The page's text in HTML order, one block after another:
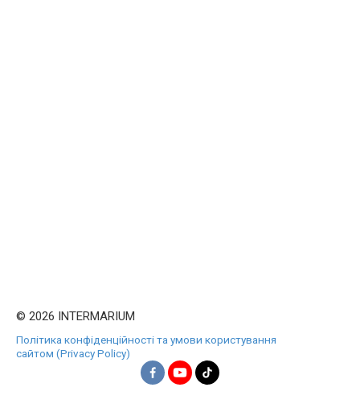
© 2026 INTERMARIUM
Політика конфіденційності та умови користування
сайтом (Privacy Policy)